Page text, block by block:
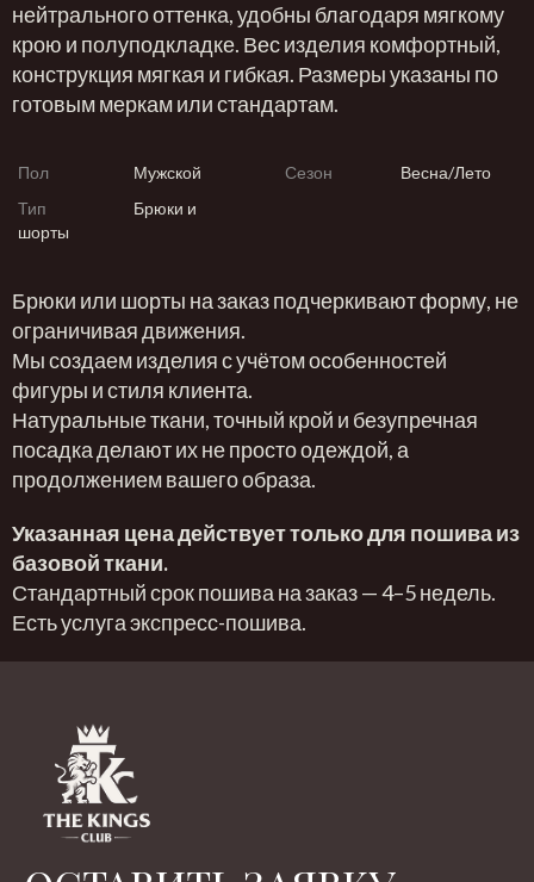
нейтрального оттенка, удобны благодаря мягкому
крою и полуподкладке. Вес изделия комфортный,
конструкция мягкая и гибкая. Размеры указаны по
готовым меркам или стандартам.
Пол Мужской Сезон
Весна/Лето
Тип
Брюки и
шорты
Брюки или шорты на заказ подчеркивают форму, не
ограничивая движения.
Мы создаем изделия с учётом особенностей
фигуры и стиля клиента.
Натуральные ткани, точный крой и безупречная
посадка делают их не просто одеждой, а
продолжением вашего образа.
Указанная цена действует только для пошива из
базовой ткани.
Стандартный срок пошива на заказ — 4–5 недель.
Есть услуга экспресс-пошива.